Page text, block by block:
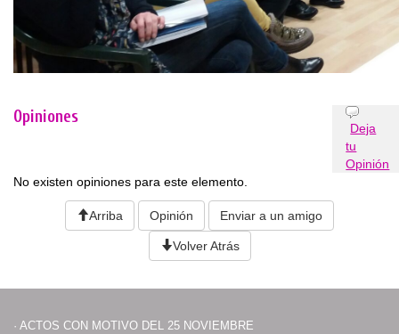
Opiniones
Deja
tu
Opinión
No existen opiniones para este elemento.
Arriba Opinión Enviar a un amigo
Volver Atrás
· ACTOS CON MOTIVO DEL 25 NOVIEMBRE